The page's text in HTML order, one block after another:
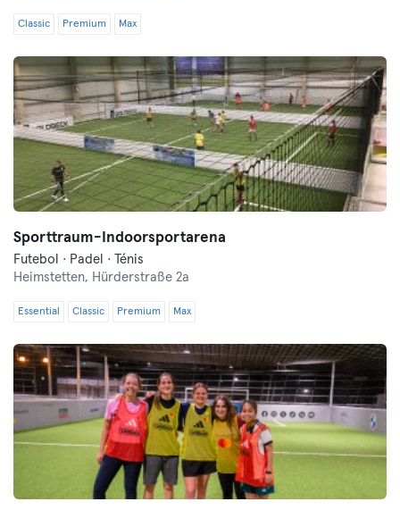
Classic Premium Max
Sporttraum-Indoorsportarena
Futebol · Padel · Ténis
Heimstetten, Hürderstraße 2a
Essential Classic Premium Max